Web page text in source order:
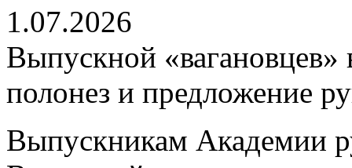
1.07.2026
Выпускной
полонез и предложение
Выпускникам Академии